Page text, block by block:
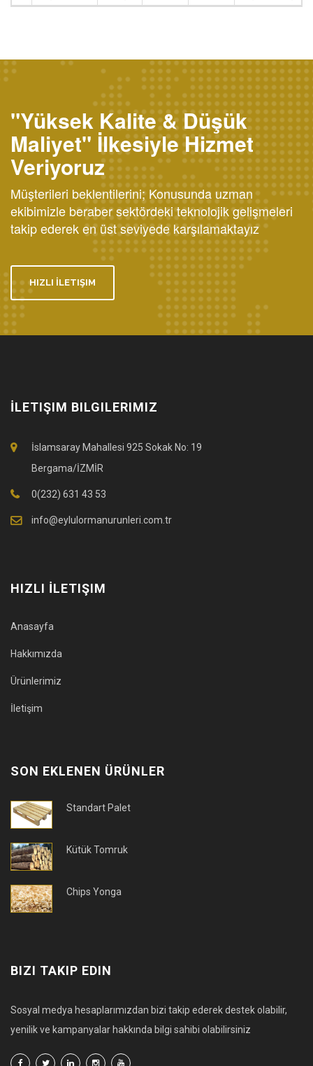
"Yüksek Kalite & Düşük
Maliyet" İlkesiyle Hizmet
Veriyoruz
Müşterileri beklentilerini; Konusunda uzman
ekibimizle beraber sektördeki teknolojik gelişmeleri
takip ederek en üst seviyede karşılamaktayız
HIZLI İLETIŞIM
İLETIŞIM BILGILERIMIZ
İslamsaray Mahallesi 925 Sokak No: 19
Bergama/İZMİR
0(232) 631 43 53
info@eylulormanurunleri.com.tr
HIZLI İLETIŞIM
Anasayfa
Hakkımızda
Ürünlerimiz
İletişim
SON EKLENEN ÜRÜNLER
Standart Palet
Kütük Tomruk
Chips Yonga
BIZI TAKIP EDIN
Sosyal medya hesaplarımızdan bizi takip ederek destek olabilir,
yenilik ve kampanyalar hakkında bilgi sahibi olabilirsiniz